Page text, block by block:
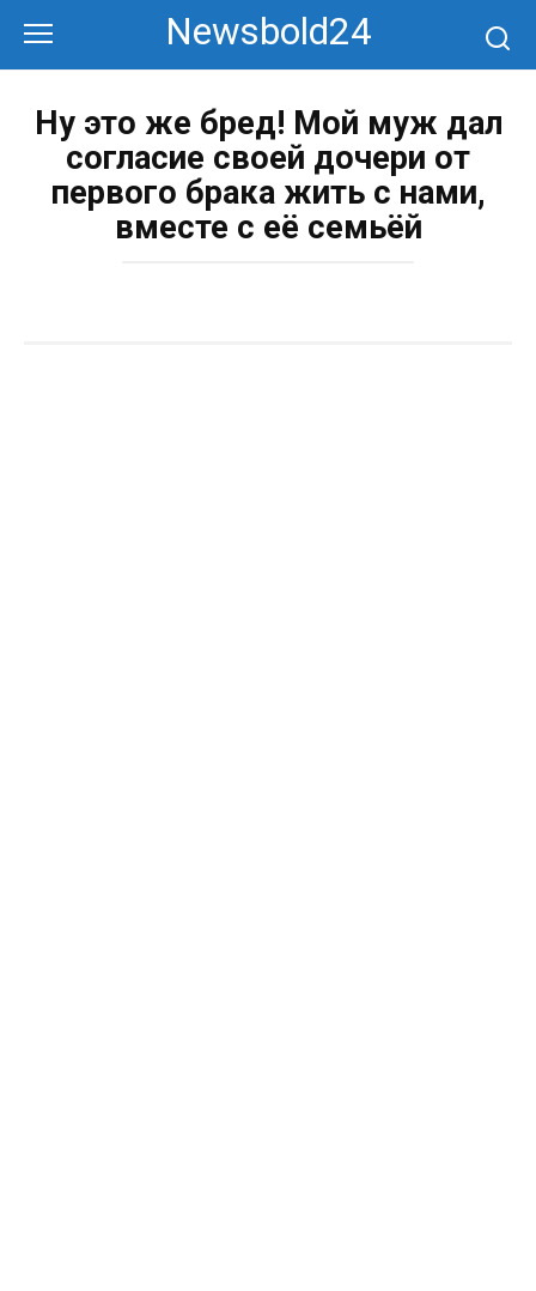
контенту
Newsbold24
Ну это же бред! Мой муж дал
согласие своей дочери от
первого брака жить с нами,
вместе с её семьёй